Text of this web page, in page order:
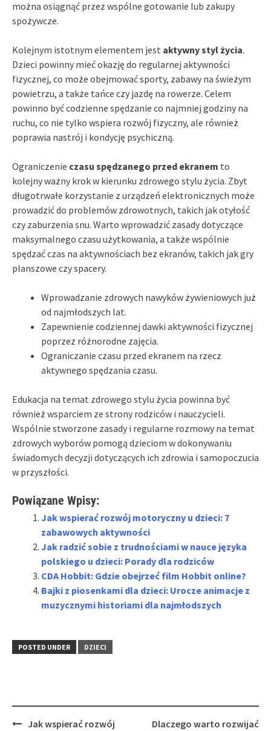
można osiągnąć przez wspólne gotowanie lub zakupy
spożywcze.
Kolejnym istotnym elementem jest aktywny styl życia.
Dzieci powinny mieć okazję do regularnej aktywności
fizycznej, co może obejmować sporty, zabawy na świeżym
powietrzu, a także tańce czy jazdę na rowerze. Celem
powinno być codzienne spędzanie co najmniej godziny na
ruchu, co nie tylko wspiera rozwój fizyczny, ale również
poprawia nastrój i kondycję psychiczną.
Ograniczenie czasu spędzanego przed ekranem to
kolejny ważny krok w kierunku zdrowego stylu życia. Zbyt
długotrwałe korzystanie z urządzeń elektronicznych może
prowadzić do problemów zdrowotnych, takich jak otyłość
czy zaburzenia snu. Warto wprowadzić zasady dotyczące
maksymalnego czasu użytkowania, a także wspólnie
spędzać czas na aktywnościach bez ekranów, takich jak gry
planszowe czy spacery.
Wprowadzanie zdrowych nawyków żywieniowych już
od najmłodszych lat.
Zapewnienie codziennej dawki aktywności fizycznej
poprzez różnorodne zajęcia.
Ograniczanie czasu przed ekranem na rzecz
aktywnego spędzania czasu.
Edukacja na temat zdrowego stylu życia powinna być
również wsparciem ze strony rodziców i nauczycieli.
Wspólnie stworzone zasady i regularne rozmowy na temat
zdrowych wyborów pomogą dzieciom w dokonywaniu
świadomych decyzji dotyczących ich zdrowia i samopoczucia
w przyszłości.
Powiązane Wpisy:
Jak wspierać rozwój motoryczny u dzieci: 7
zabawowych aktywności
Jak radzić sobie z trudnościami w nauce języka
polskiego u dzieci: Porady dla rodziców
CDA Hobbit: Gdzie obejrzeć film Hobbit online?
Bajki z piosenkami dla dzieci: Urocze animacje z
muzycznymi historiami dla najmłodszych
POSTED UNDER DZIECI
PostJak wspierać rozwój
Dlaczego warto rozwijać